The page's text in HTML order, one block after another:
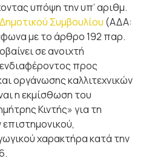
υπόψη την υπ’ αριθμ.
Συμβουλίου (ΑΔΑ:
με το άρθρο 192 παρ.
σε ανοιχτή
προς
οργάνωσης καλλιτεχνικών
η εκμίσθωση του
Κιντής» για τη
χαρακτήρα κατά την